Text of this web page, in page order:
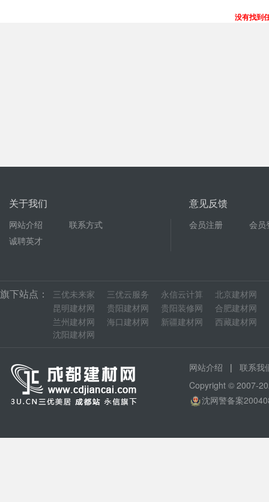
没有找到
关于我们
网站介绍
联系方式
诚聘英才
意见反馈
会员注册 会员
旗下站点： 三优未来家 三优云服务 永信云计算 北京建材网
昆明建材网
贵阳建材网 贵阳装修网 合肥建材网
兰州建材网
海口建材网 新疆建材网 西藏建材网
沈阳建材网
网站介绍 | 联系我
Copyright © 2007-
沈网警备案